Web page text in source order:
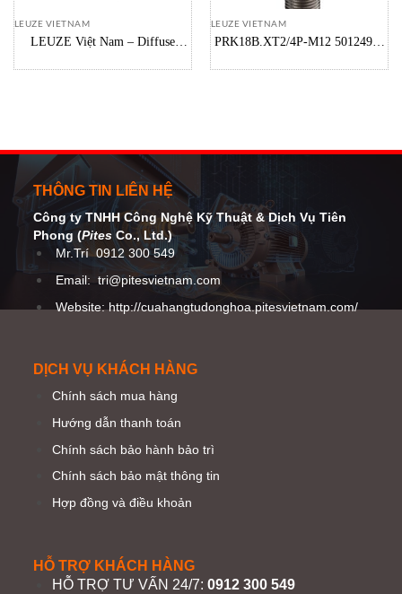
LEUZE VIETNAM
LEUZE Việt Nam – Diffuse
LEUZE Việt Nam
LEUZE VIETNAM
PRK18B.XT2/4P-M12 50124945
quang điện Leuze
THÔNG TIN LIÊN HỆ
Công ty TNHH Công Nghệ Kỹ Thuật& Dịch Vụ Tiên
Phong (Pites Co., Ltd.)
Mr.Trí 0912 300 549
Email:tri@pitesvietnam.com
Website: http://cuahangtudonghoa.pitesvietnam.com/
DỊCH VỤ KHÁCH HÀNG
Chính sách mua hàng
Hướng dẫn thanh toán
Chính sách bảo hành bảo trì
Chính sách bảo mật thông tin
Hợp đồng và điều khoản
HỖ TRỢ KHÁCH HÀNG
HỖ TRỢ TƯ VẤN 24/7:0912 300 549